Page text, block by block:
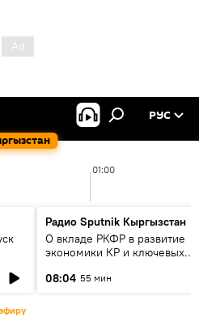
РУС
01:00
Радио Sputnik Кыргызстан
О вкладе РКФР в развитие
экономики КР и ключевых
08:04 55 мин